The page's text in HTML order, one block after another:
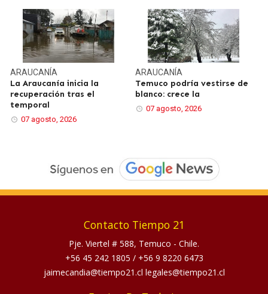
ARAUCANÍA
La Araucanía inicia la
recuperación tras el
temporal
07 agosto, 2026
ARAUCANÍA
Temuco podría vestirse de
blanco: crece la
07 agosto, 2026
Contacto Tiempo 21
Pje. Viertel # 588, Temuco - Chile.
+56 45 242 1805 / +56 9 8220 6473
jaimecandia@tiempo21.cl legales@tiempo21.cl